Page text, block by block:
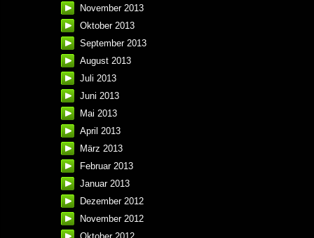
November 2013
Oktober 2013
September 2013
August 2013
Juli 2013
Juni 2013
Mai 2013
April 2013
März 2013
Februar 2013
Januar 2013
Dezember 2012
November 2012